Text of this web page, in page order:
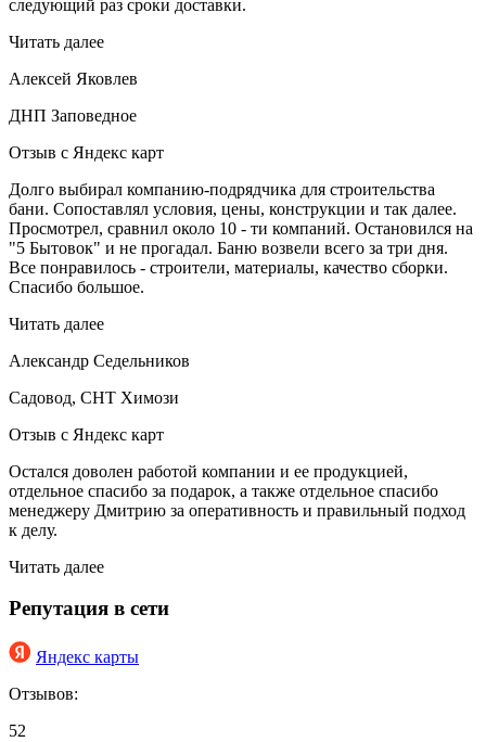
следующий раз сроки доставки.
Читать далее
Алексей Яковлев
ДНП Заповедное
Отзыв с Яндекс карт
Долго выбирал компанию-подрядчика для строительства
бани. Сопоставлял условия, цены, конструкции и так далее.
Просмотрел, сравнил около 10 - ти компаний. Остановился на
"5 Бытовок" и не прогадал. Баню возвели всего за три дня.
Все понравилось - строители, материалы, качество сборки.
Спасибо большое.
Читать далее
Александр Седельников
Садовод, СНТ Химози
Отзыв с Яндекс карт
Остался доволен работой компании и ее продукцией,
отдельное спасибо за подарок, а также отдельное спасибо
менеджеру Дмитрию за оперативность и правильный подход
к делу.
Читать далее
Репутация в сети
Яндекс карты
Отзывов:
52